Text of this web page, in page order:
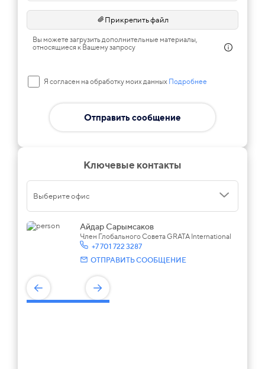
Прикрепить файл
Вы можете загрузить дополнительные материалы,
относящиеся к Вашему запросу
Я согласен на обработку моих данных Подробнее
Отправить сообщение
Ключевые контакты
Выберите офис
Айдар Сарымсаков
Член Глобального Совета GRATA International
+7 701 722 3287
ОТПРАВИТЬ СООБЩЕНИЕ